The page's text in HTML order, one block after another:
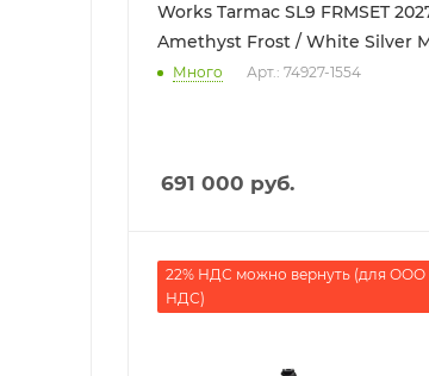
Works Tarmac SL9 FRMSET
Amethyst Frost / White Silver
Много Арт.: 74927-1554
691 000 руб.
22% НДС можно вернуть (для ООО
НДС)